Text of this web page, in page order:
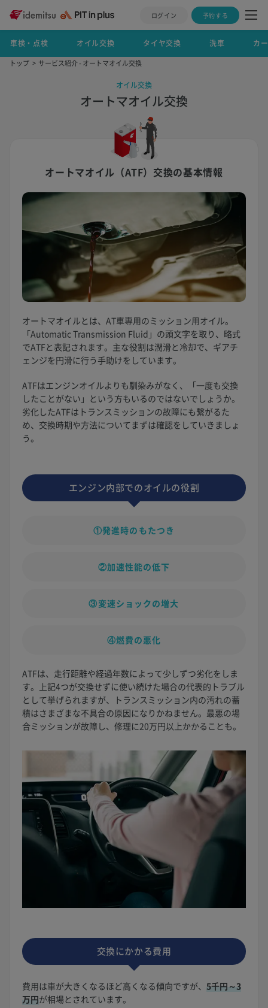
ログイン 予約する
車検・点検 オイル交換 タイヤ交換 洗車 カ
トップ サービス紹介 - オートマオイル交換
オイル交換
オートマオイル交換
オートマオイル（ATF）交換の基本情報
オートマオイルとは、AT車専用のミッション用オイル。
「Automatic Transmission Fluid」の頭文字を取り、略式
でATFと表記されます。主な役割は潤滑と冷却で、ギアチ
ェンジを円滑に行う手助けをしています。
ATFはエンジンオイルよりも馴染みがなく、「一度も交換
したことがない」という方もいるのではないでしょうか。
劣化したATFはトランスミッションの故障にも繋がるた
め、交換時期や方法についてまずは確認をしていきましょ
う。
エンジン内部でのオイルの役割
①発進時のもたつき
②加速性能の低下
③変速ショックの増大
④燃費の悪化
ATFは、走行距離や経過年数によって少しずつ劣化をしま
す。上記4つが交換せずに使い続けた場合の代表的トラブル
として挙げられますが、トランスミッション内の汚れの蓄
積はさまざまな不具合の原因になりかねません。最悪の場
合ミッションが故障し、修理に20万円以上かかることも。
交換にかかる費用
費用は車が大きくなるほど高くなる傾向ですが、 5千円～3
万円が相場とされています。